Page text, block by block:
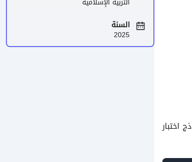
اختبار
السنة
2025